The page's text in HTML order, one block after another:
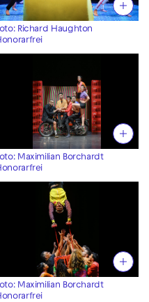
Richard Haughton
Maximilian Borchardt
Maximilian Borchardt